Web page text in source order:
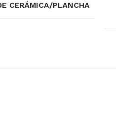
CERÁMICA/PLANCHA